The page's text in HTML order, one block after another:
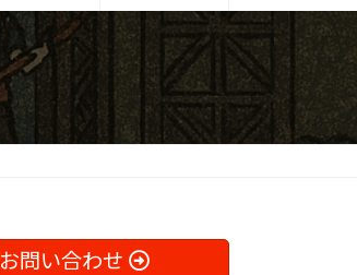
お問い合わせ